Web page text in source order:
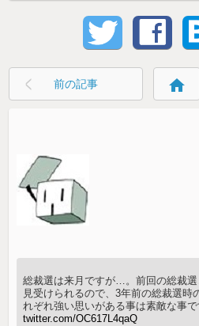
前の記事 home
総裁選は来月ですが…。前回の総裁
見受けられるので、3年前の総裁選時
れぞれ強い思いがある事は素敵な事
twitter.com/OC617L4qaQ